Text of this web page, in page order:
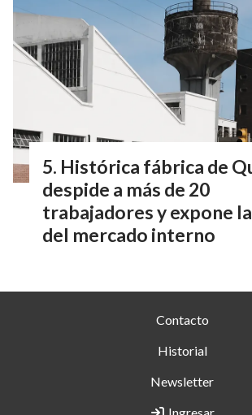
Histórica fábrica de
despide a más de 20
trabajadores y expone
del mercado interno
Contacto
Historial
Newsletter